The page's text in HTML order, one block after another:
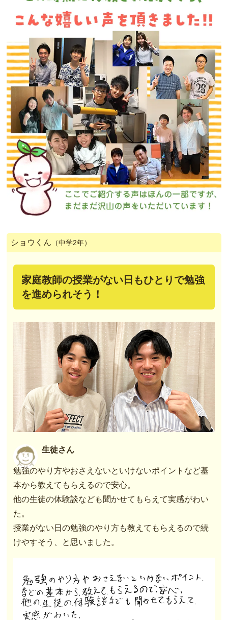
ショウくん （中学2年）
家庭教師の授業がない日もひとりで勉強
を進められそう！
生徒さん
勉強のやり方やおさえないといけないポイントなど基
本から教えてもらえるので安心。
他の生徒の体験談なども聞かせてもらえて実感がわい
た。
授業がない日の勉強のやり方も教えてもらえるので続
けやすそう、と思いました。